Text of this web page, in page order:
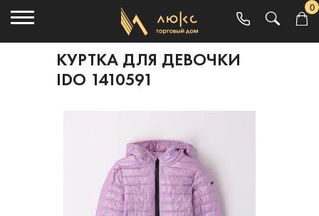
0
КУРТКА ДЛЯ ДЕВОЧКИ
IDO 1410591